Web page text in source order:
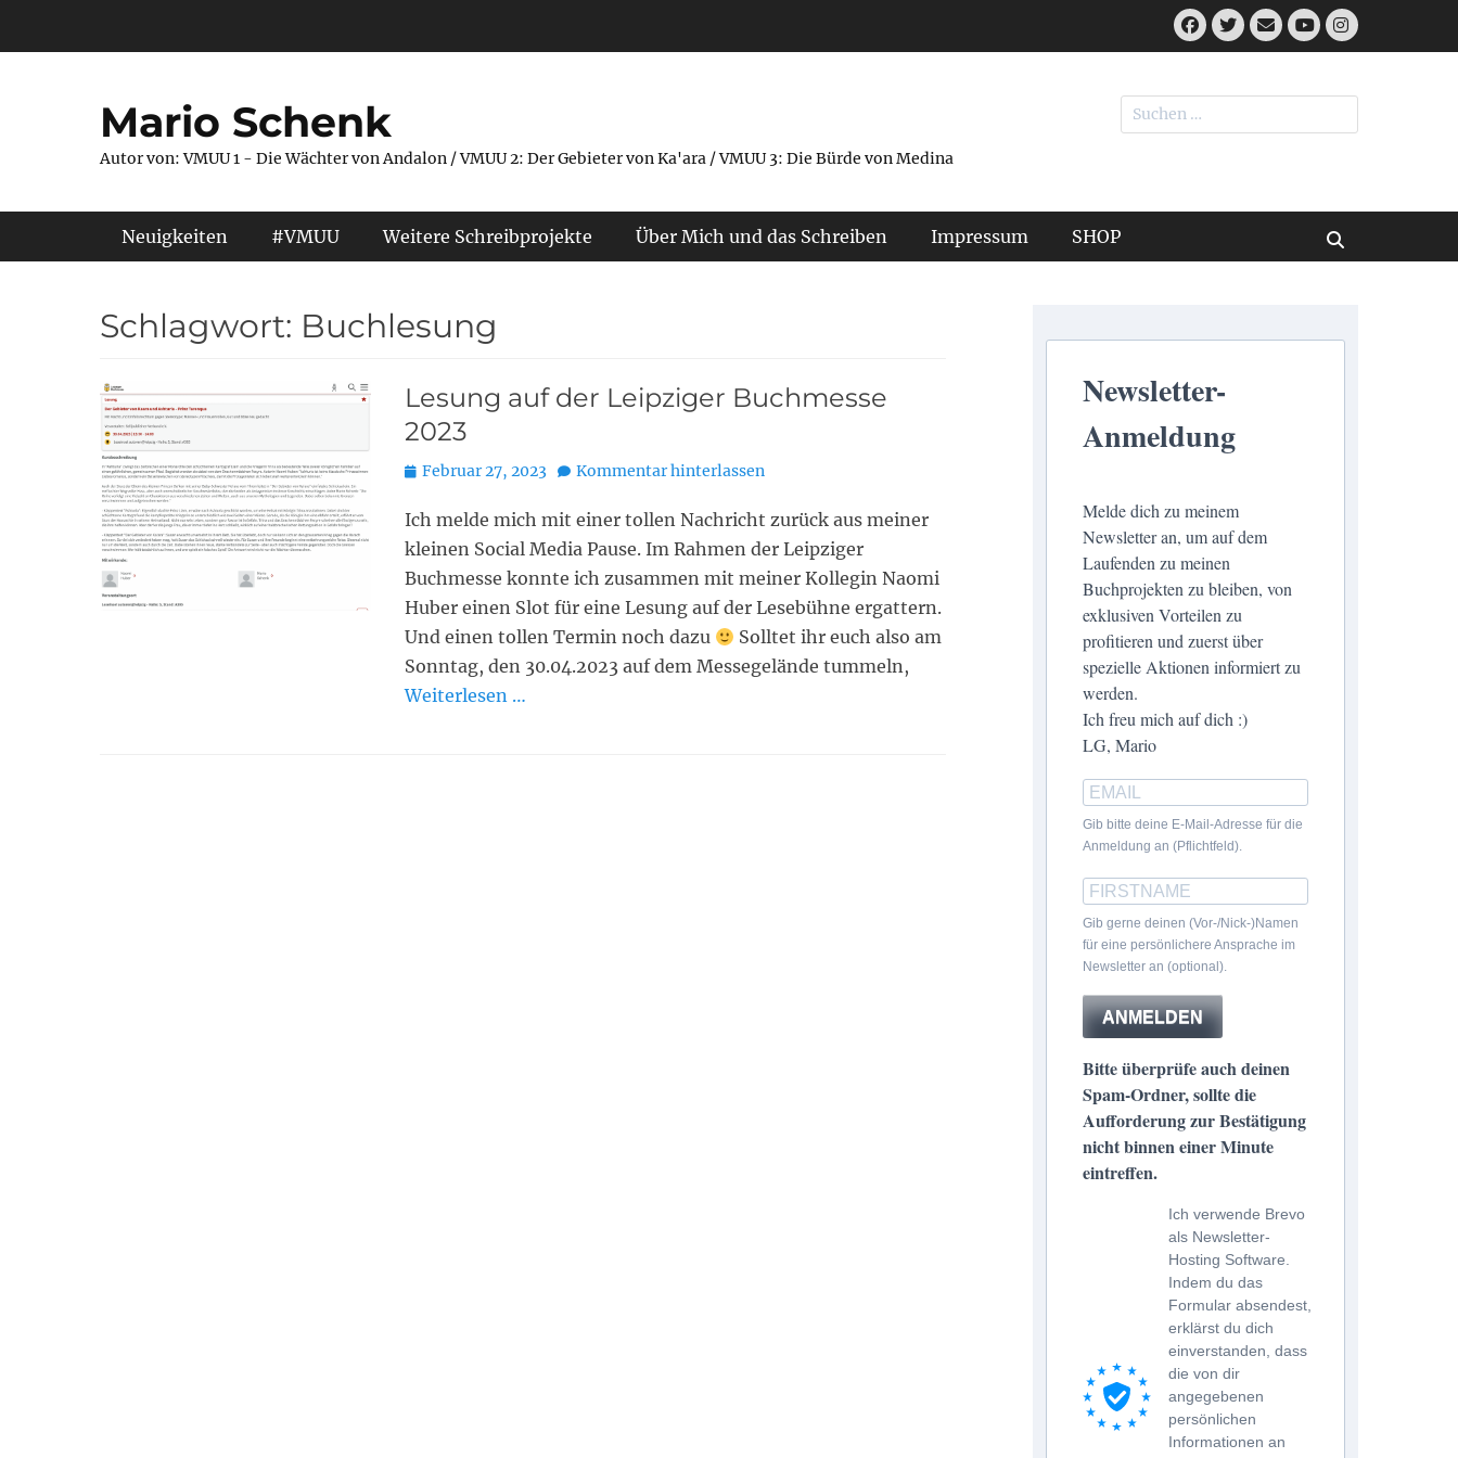
Facebook
Twitter
E-
MailYouTube
Instagram
Mario Schenk
Autor von: VMUU 1 - Die Wächter von Andalon / VMUU 2: Der Gebieter von Ka'ara / VMUU 3: Die Bürde von Medina
Suchen
nach:
Primäres Menü
Neuigkeiten #VMUU Weitere Schreibprojekte Über Mich und das Schreiben Impressum SHOP
Schlagwort: Buchlesung
Lesung auf der Leipziger Buchmesse
2023
Posted
Februar 27, 2023 Kommentar hinterlassen
Ich melde mich mit einer tollen Nachricht zurück aus meiner
kleinen Social Media Pause. Im Rahmen der Leipziger
Buchmesse konnte ich zusammen mit meiner Kollegin Naomi
Huber einen Slot für eine Lesung auf der Lesebühne ergattern.
Und einen tollen Termin noch dazu
Solltet ihr euch also am
Sonntag, den 30.04.2023 auf dem Messegelände tummeln,
Weiterlesen …
Newsletter-
Anmeldung
Melde dich zu meinem
Newsletter an, um auf dem
Laufenden zu meinen
Buchprojekten zu bleiben, von
exklusiven Vorteilen zu
profitieren und zuerst über
spezielle Aktionen informiert zu
werden.
Ich freu mich auf dich :)
LG, Mario
Gib bitte deine E-Mail-Adresse für die
Anmeldung an (Pflichtfeld).
Gib gerne deinen (Vor-/Nick-)Namen
für eine persönlichere Ansprache im
Newsletter an (optional).
ANMELDEN
Bitte überprüfe auch deinen
Spam-Ordner, sollte die
Aufforderung zur Bestätigung
nicht binnen einer Minute
eintreffen.
Ich verwende Brevo
als Newsletter-
Hosting Software.
Indem du das
Formular absendest,
erklärst du dich
einverstanden, dass
die von dir
angegebenen
persönlichen
Informationen an